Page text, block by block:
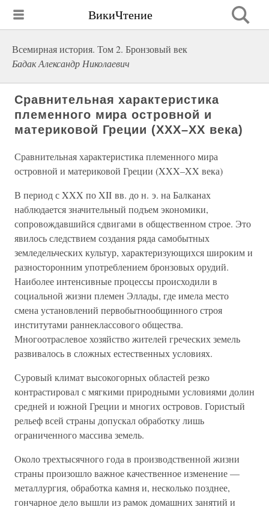
ВикиЧтение
Всемирная история. Том 2. Бронзовый век
Бадак Александр Николаевич
Сравнительная характеристика
племенного мира островной и
материковой Греции (XXX–XX века)
Сравнительная характеристика племенного мира
островной и материковой Греции (XXX–XX века)
В период с XXX по XII вв. до н. э. на Балканах
наблюдается значительный подъем экономики,
сопровождавшийся сдвигами в общественном строе. Это
явилось следствием создания ряда самобытных
земледельческих культур, характеризующихся широким и
разносторонним употреблением бронзовых орудий.
Наиболее интенсивные процессы происходили в
социальной жизни племен Эллады, где имела место
смена установлений первобытнообщинного строя
институтами раннеклассового общества.
Многоотраслевое хозяйство жителей греческих земель
развивалось в сложных естественных условиях.
Суровый климат высокогорных областей резко
контрастировал с мягкими природными условиями долин
средней и южной Греции и многих островов. Гористый
рельеф всей страны допускал обработку лишь
ограниченного массива земель.
Около трехтысячного года в производственной жизни
страны произошло важное качественное изменение —
металлургия, обработка камня и, несколько позднее,
гончарное дело вышли из рамок домашних занятий и